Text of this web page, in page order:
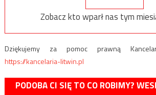
Zobacz kto wparł nas tym
Dziękujemy za pomoc prawną
https://kancelaria-litwin.pl
PODOBA CI SIĘ TO CO ROBIMY?